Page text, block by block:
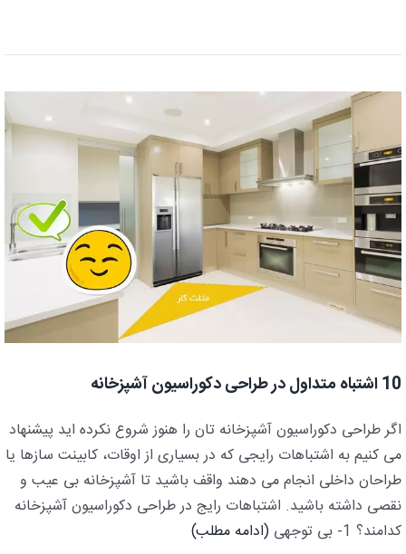
10 اشتباه متداول در طراحی دکوراسیون آشپزخانه
اگر طراحی دکوراسیون آشپزخانه تان را هنوز شروع نکرده اید پیشنهاد
می کنیم به اشتباهات رایجی که در بسیاری از اوقات، کابینت سازها یا
طراحان داخلی انجام می دهند واقف باشید تا آشپزخانه بی عیب و
نقصی داشته باشید. اشتباهات رایج در طراحی دکوراسیون آشپزخانه
کدامند؟ 1- بی توجهی
(ادامه مطلب)